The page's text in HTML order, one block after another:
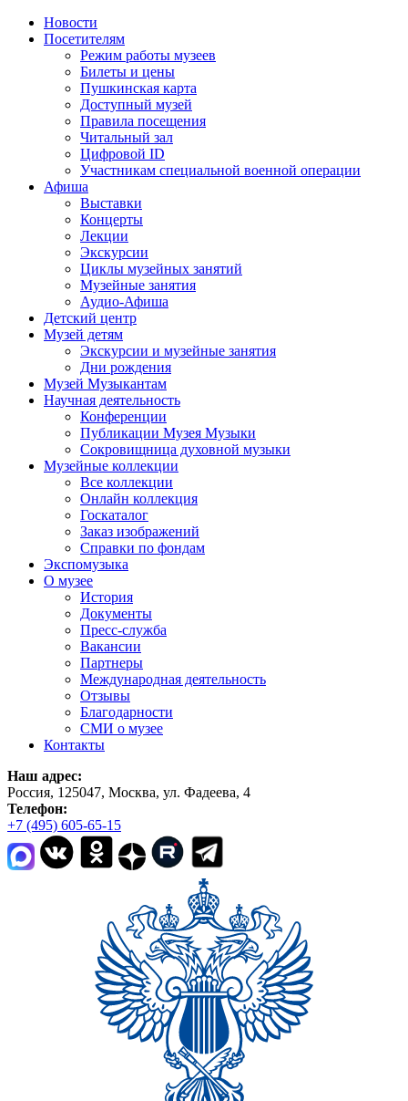
Новости
Посетителям
Режим работы музеев
Билеты и цены
Пушкинская карта
Доступный музей
Правила посещения
Читальный зал
Цифровой ID
Участникам специальной военной операции
Афиша
Выставки
Концерты
Лекции
Экскурсии
Циклы музейных занятий
Музейные занятия
Аудио-Афиша
Детский центр
Музей детям
Экскурсии и музейные занятия
Дни рождения
Музей Музыкантам
Научная деятельность
Конференции
Публикации Музея Музыки
Сокровищница духовной музыки
Музейные коллекции
Все коллекции
Онлайн коллекция
Госкаталог
Заказ изображений
Справки по фондам
Экспомузыка
О музее
История
Документы
Пресс-служба
Вакансии
Партнеры
Международная деятельность
Отзывы
Благодарности
СМИ о музее
Контакты
Наш адрес:
Россия, 125047, Москва, ул. Фадеева, 4
Телефон:
+7 (495) 605-65-15